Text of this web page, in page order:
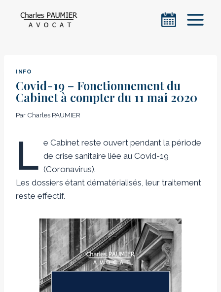
INFO
Covid-19 – Fonctionnement du
Cabinet à compter du 11 mai 2020
Par Charles PAUMIER
L e Cabinet reste ouvert pendant la période
de crise sanitaire liée au Covid-19
(Coronavirus).
Les dossiers étant dématérialisés, leur traitement
reste effectif.